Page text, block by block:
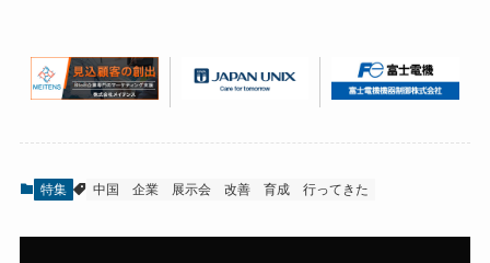
特集 中国 企業 展示会 改善 育成 行ってきた